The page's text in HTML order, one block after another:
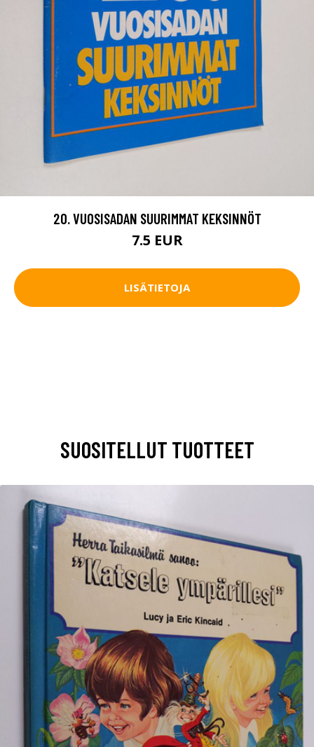
20. VUOSISADAN SUURIMMAT KEKSINNÖT
7.5 EUR
LISÄTIETOJA
SUOSITELLUT TUOTTEET